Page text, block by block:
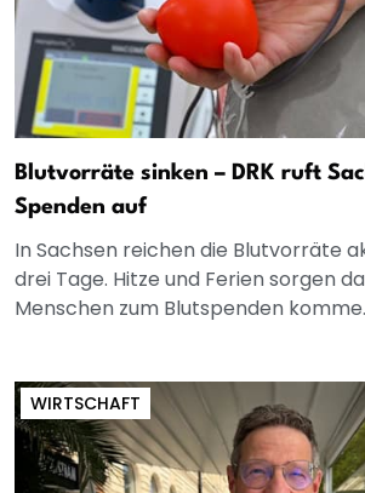
Blutvorräte sinken – DRK ruft
Spenden auf
In Sachsen reichen die Blutvorräte
drei Tage. Hitze und Ferien sorgen
Menschen zum Blutspenden
WIRTSCHAFT